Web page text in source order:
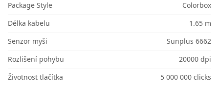
Package Style
Colorbox
Délka kabelu
1.65 m
Senzor myši
Sunplus 6662
Rozlišení pohybu
20000 dpi
Životnost tlačítka
5 000 000 clicks